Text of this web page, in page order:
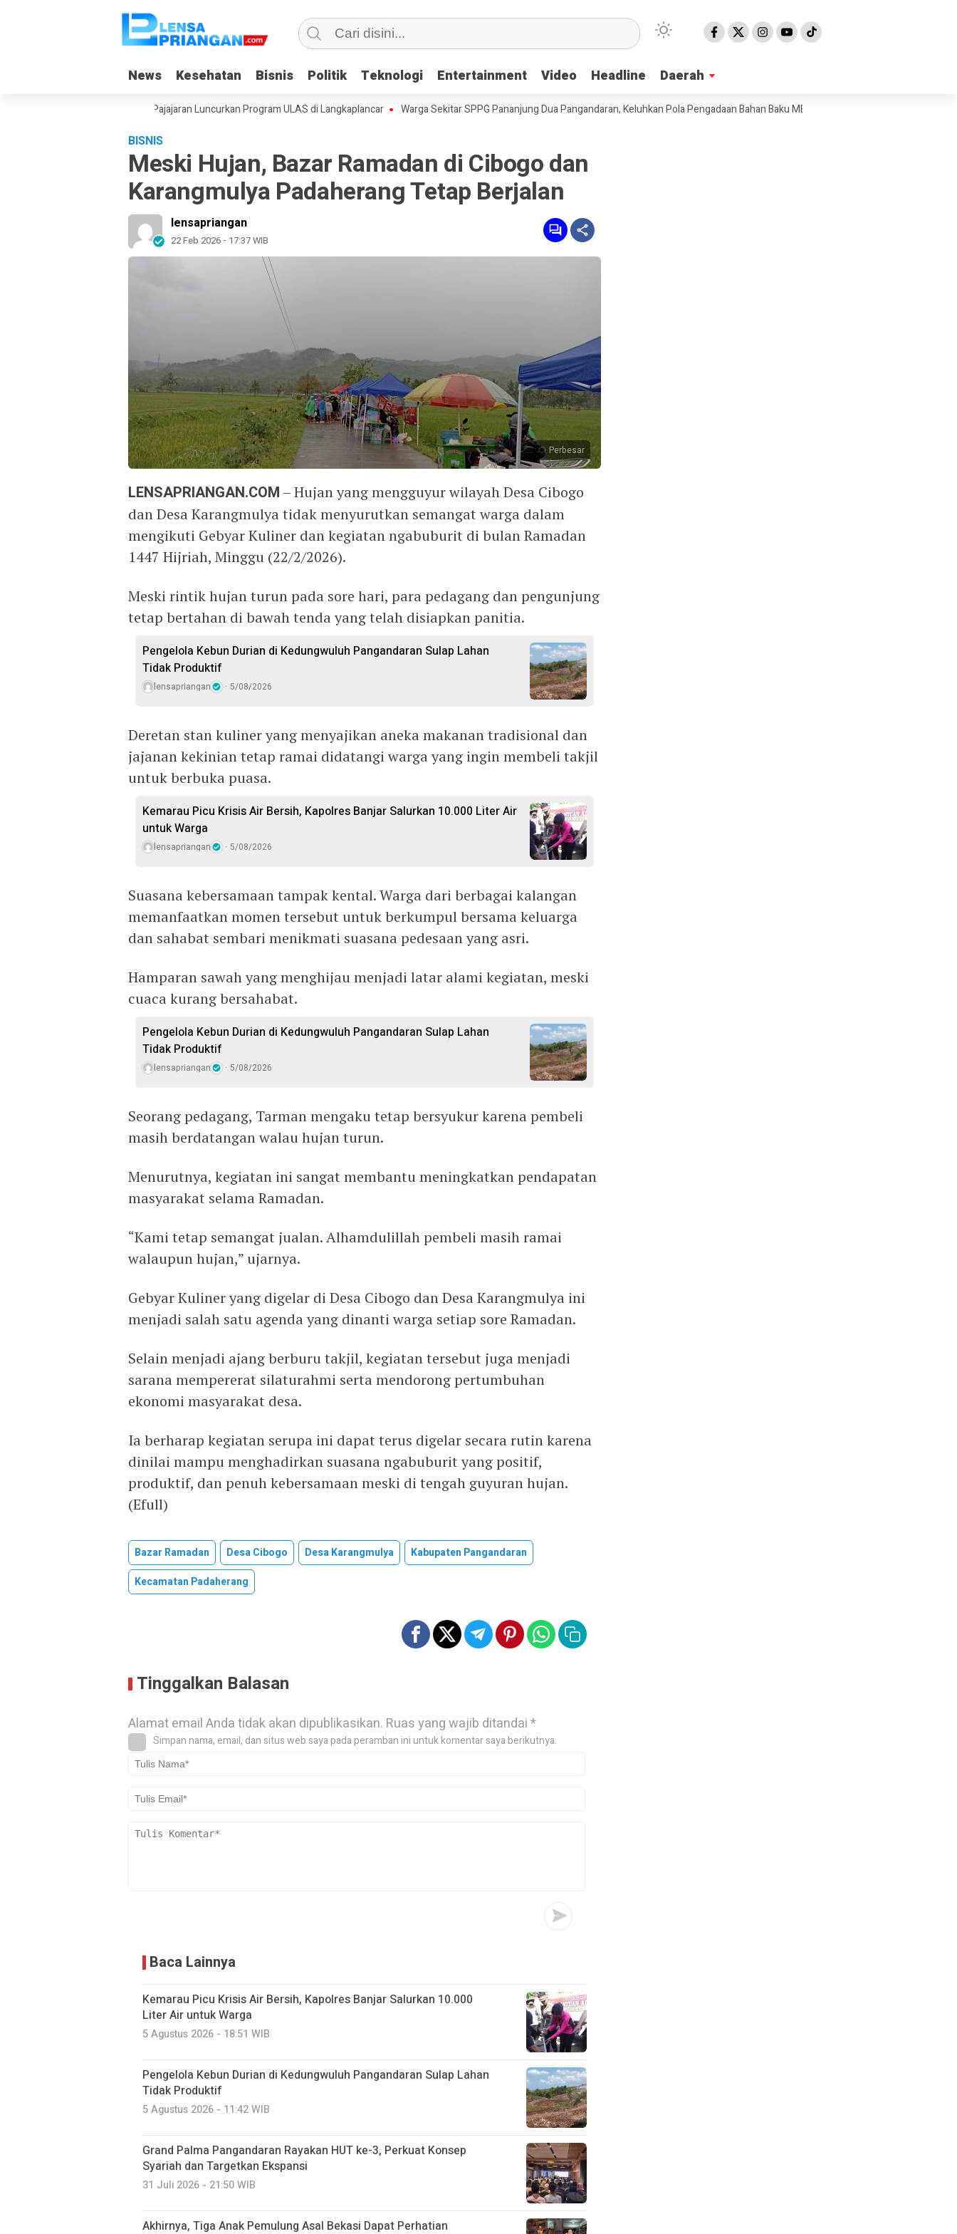
News Kesehatan Bisnis Politik Teknologi Entertainment Video Headline Daerah
News Kesehatan Bisnis Politik Teknologi Entertainment Video Headline Daerah
Yayasan Dangiang Galuh Pajajaran Luncurkan Program ULAS di Langkaplancar Warga Sekitar SPPG Pananjung Dua Pangandaran, Keluhkan Pola Pengadaan Bahan Baku MBG Ribuan Warga Meriahkan Jalan
BISNIS
Meski Hujan, Bazar Ramadan di Cibogo dan
Karangmulya Padaherang Tetap Berjalan
lensapriangan
22 Feb 2026 - 17:37 WIB
Perbesar
LENSAPRIANGAN.COM – Hujan yang mengguyur wilayah Desa Cibogo
dan Desa Karangmulya tidak menyurutkan semangat warga dalam
mengikuti Gebyar Kuliner dan kegiatan ngabuburit di bulan Ramadan
1447 Hijriah, Minggu (22/2/2026).
Meski rintik hujan turun pada sore hari, para pedagang dan pengunjung
tetap bertahan di bawah tenda yang telah disiapkan panitia.
Pengelola Kebun Durian di Kedungwuluh Pangandaran Sulap Lahan
Tidak Produktif ‎
lensapriangan 5/08/2026
Deretan stan kuliner yang menyajikan aneka makanan tradisional dan
jajanan kekinian tetap ramai didatangi warga yang ingin membeli takjil
untuk berbuka puasa.
Kemarau Picu Krisis Air Bersih, Kapolres Banjar Salurkan 10.000 Liter Air
untuk Warga
lensapriangan 5/08/2026
Suasana kebersamaan tampak kental. Warga dari berbagai kalangan
memanfaatkan momen tersebut untuk berkumpul bersama keluarga
dan sahabat sembari menikmati suasana pedesaan yang asri.
Hamparan sawah yang menghijau menjadi latar alami kegiatan, meski
cuaca kurang bersahabat.
Pengelola Kebun Durian di Kedungwuluh Pangandaran Sulap Lahan
Tidak Produktif ‎
lensapriangan 5/08/2026
Seorang pedagang, Tarman mengaku tetap bersyukur karena pembeli
masih berdatangan walau hujan turun.
Menurutnya, kegiatan ini sangat membantu meningkatkan pendapatan
masyarakat selama Ramadan.
“Kami tetap semangat jualan. Alhamdulillah pembeli masih ramai
walaupun hujan,” ujarnya.
Gebyar Kuliner yang digelar di Desa Cibogo dan Desa Karangmulya ini
menjadi salah satu agenda yang dinanti warga setiap sore Ramadan.
Selain menjadi ajang berburu takjil, kegiatan tersebut juga menjadi
sarana mempererat silaturahmi serta mendorong pertumbuhan
ekonomi masyarakat desa.
Ia berharap kegiatan serupa ini dapat terus digelar secara rutin karena
dinilai mampu menghadirkan suasana ngabuburit yang positif,
produktif, dan penuh kebersamaan meski di tengah guyuran hujan.
(Efull)
Bazar Ramadan Desa Cibogo Desa Karangmulya
Kabupaten Pangandaran
Kecamatan Padaherang
Tinggalkan Balasan
Alamat email Anda tidak akan dipublikasikan. Ruas yang wajib ditandai*
Simpan nama, email, dan situs web saya pada peramban ini untuk komentar saya berikutnya.
Baca Lainnya
Kemarau Picu Krisis Air Bersih, Kapolres Banjar Salurkan 10.000
Liter Air untuk Warga
5 Agustus 2026 - 18:51 WIB
Pengelola Kebun Durian di Kedungwuluh Pangandaran Sulap Lahan
Tidak Produktif ‎
5 Agustus 2026 - 11:42 WIB
Grand Palma Pangandaran Rayakan HUT ke-3, Perkuat Konsep
Syariah dan Targetkan Ekspansi
31 Juli 2026 - 21:50 WIB
Akhirnya, Tiga Anak Pemulung Asal Bekasi Dapat Perhatian